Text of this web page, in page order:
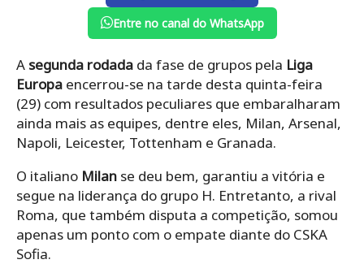
Entre no canal do WhatsApp
A segunda rodada da fase de grupos pela Liga
Europa encerrou-se na tarde desta quinta-feira
(29) com resultados peculiares que embaralharam
ainda mais as equipes, dentre eles, Milan, Arsenal,
Napoli, Leicester, Tottenham e Granada.
O italiano Milan se deu bem, garantiu a vitória e
segue na liderança do grupo H. Entretanto, a rival
Roma, que também disputa a competição, somou
apenas um ponto com o empate diante do CSKA
Sofia.